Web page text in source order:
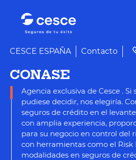
CESCE ESPAÑA Contacto
CONASE
Agencia exclusiva de Cesce . Si
pudiese decidir, nos elegiría.
seguros de crédito en el
con amplia experiencia,
para su negocio en control del
con herramientas como el
modalidades en seguros de